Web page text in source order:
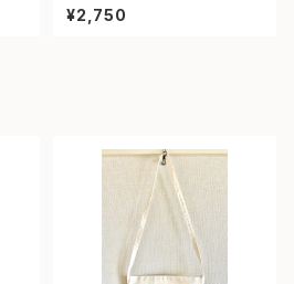
¥2,750